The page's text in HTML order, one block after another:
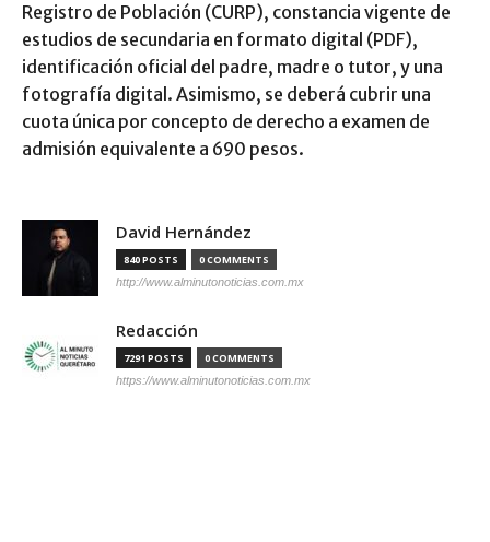
Registro de Población (CURP), constancia vigente de
estudios de secundaria en formato digital (PDF),
identificación oficial del padre, madre o tutor, y una
fotografía digital. Asimismo, se deberá cubrir una
cuota única por concepto de derecho a examen de
admisión equivalente a 690 pesos.
David Hernández
840 POSTS 0 COMMENTS
http://www.alminutonoticias.com.mx
Redacción
7291 POSTS 0 COMMENTS
https://www.alminutonoticias.com.mx